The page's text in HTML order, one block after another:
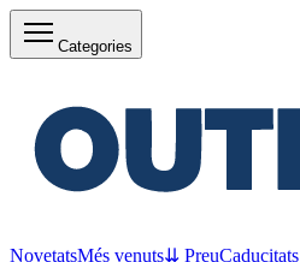
Categories
NovetatsMés venuts⇊ PreuCaducitats